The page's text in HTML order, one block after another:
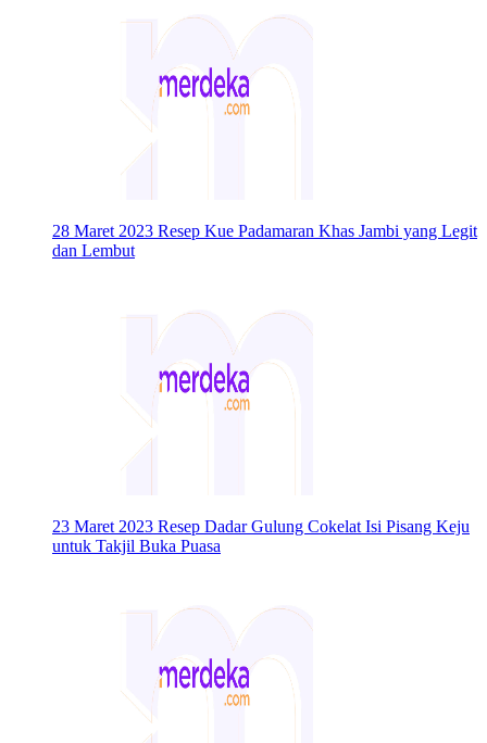
28 Maret 2023 Resep Kue Padamaran Khas Jambi yang Legit
dan Lembut
23 Maret 2023 Resep Dadar Gulung Cokelat Isi Pisang Keju
untuk Takjil Buka Puasa